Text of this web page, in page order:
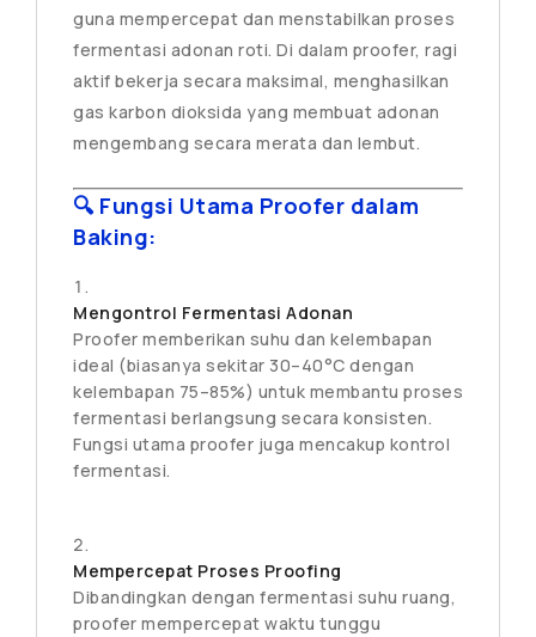
guna mempercepat dan menstabilkan proses
fermentasi adonan roti. Di dalam proofer, ragi
aktif bekerja secara maksimal, menghasilkan
gas karbon dioksida yang membuat adonan
mengembang secara merata dan lembut.
🔍 Fungsi Utama Proofer dalam
Baking:
Mengontrol Fermentasi Adonan
Proofer memberikan suhu dan kelembapan
ideal (biasanya sekitar 30–40°C dengan
kelembapan 75–85%) untuk membantu proses
fermentasi berlangsung secara konsisten.
Fungsi utama proofer juga mencakup kontrol
fermentasi.
Mempercepat Proses Proofing
Dibandingkan dengan fermentasi suhu ruang,
proofer mempercepat waktu tunggu